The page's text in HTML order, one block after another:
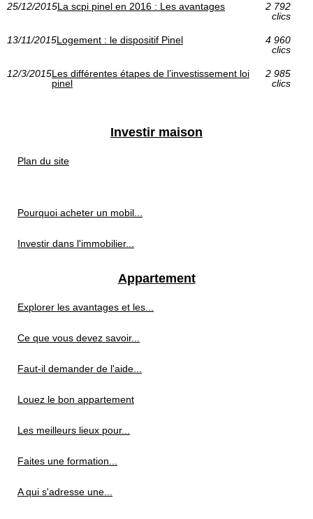
25/12/2015La scpi pinel en 2016 : Les avantages
2 792
clics
13/11/2015Logement : le dispositif Pinel
4 960
clics
12/3/2015Les différentes étapes de l’investissement loi
pinel
2 985
clics
Investir maison
Plan du site
Pourquoi acheter un mobil...
Investir dans l'immobilier...
Appartement
Explorer les avantages et les...
Ce que vous devez savoir...
Faut-il demander de l'aide...
Louez le bon appartement
Les meilleurs lieux pour...
Faites une formation...
A qui s'adresse une...